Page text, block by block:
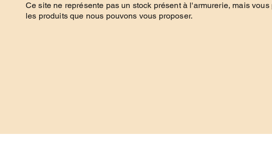
Ce site ne représente pas un stock présent à l'armurerie, mais vous
les produits que nous pouvons vous proposer.